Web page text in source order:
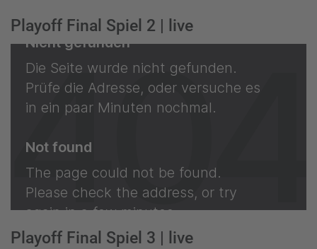
Playoff Final Spiel 2 | live
Playoff Final Spiel 3 | live